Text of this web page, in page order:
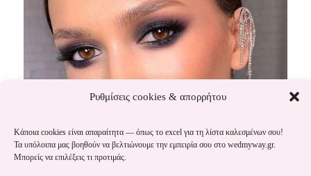
Ρυθμίσεις cookies & απορρήτου
Κάποια cookies είναι απαραίτητα — όπως το excel για τη λίστα καλεσμένων σου!
Τα υπόλοιπα μας βοηθούν να βελτιώνουμε την εμπειρία σου στο wedmyway.gr.
Μπορείς να επιλέξεις τι προτιμάς.